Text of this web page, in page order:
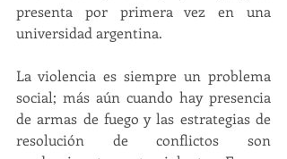
presenta por primera vez en una
universidad argentina.
La violencia es siempre un problema
social; más aún cuando hay presencia
de armas de fuego y las estrategias de
resolución de conflictos son